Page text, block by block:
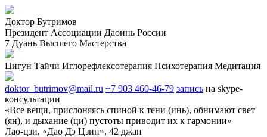
Доктор Бутримов
Президент Ассоциации Даоинь России
7 Дуань Высшего Мастерства
Цигун Тайчи Иглорефлексотерапия Психотерапия Медитация
doktor_butrimov@mail.ru +7 903 460-46-79 запись на skype-
консультации
«Все вещи, прислоняясь спиной к тени (инь), обнимают свет
(ян), и дыхание (ци) пустоты приводит их к гармонии»
Лао-цзи, «Дао Дэ Цзин», 42 джан